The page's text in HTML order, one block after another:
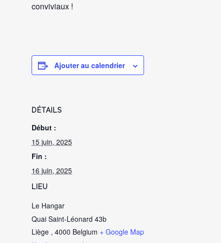
conviviaux !
Ajouter au calendrier
DÉTAILS
Début :
15 juin, 2025
Fin :
16 juin, 2025
LIEU
Le Hangar
Quai Saint-Léonard 43b
Liège , 4000 Belgium + Google Map